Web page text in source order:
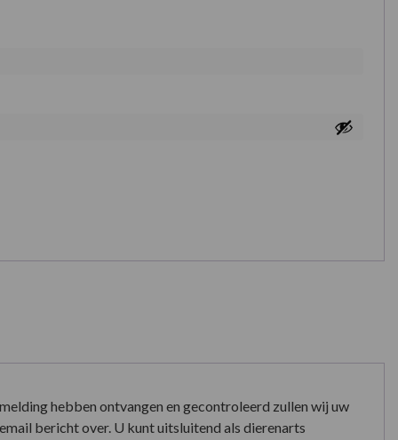
hebben ontvangen en gecontroleerd zullen wij uw
bericht over. U kunt uitsluitend als dierenarts